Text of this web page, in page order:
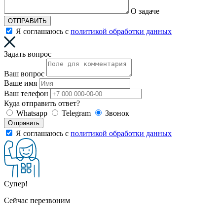
О задаче
ОТПРАВИТЬ
Я соглашаюсь с политикой обработки данных
Задать вопрос
Ваш вопрос
Ваше имя
Ваш телефон
Куда отправить ответ?
Whatsapp
Telegram Звонок
Отправить
Я соглашаюсь с политикой обработки данных
Супер!
Сейчас перезвоним